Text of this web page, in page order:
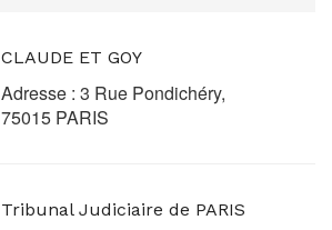
CLAUDE ET GOY
Adresse : 3 Rue Pondichéry,
75015 PARIS
Tribunal Judiciaire de PARIS